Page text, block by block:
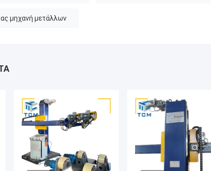
μηχανή μετάλλων